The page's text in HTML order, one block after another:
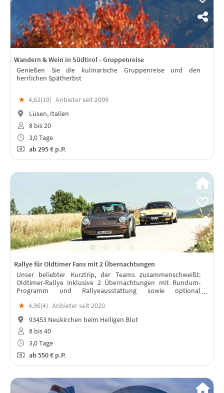
Wandern & Wein in Südtirol - Gruppenreise
Genießen Sie die kulinarische Gruppenreise und den
herrlichen Spätherbst
★ 4,62(19) Anbieter seit 2009
Lüsen, Italien
8 bis 20
3,0 Tage
ab295 € p.P.
Rallye für Oldtimer Fans mit 2 Übernachtungen
Unser beliebter Kurztrip, der Teams zusammenschweißt:
Oldtimer-Rallye inklusive 2 Übernachtungen mit Rundum-
Programm und Rallyeausstattung sowie optional
★ 4,96(4) Anbieter seit 2020
93453 Neukirchen beim Heiligen Blut
8 bis 40
3,0 Tage
ab550 € p.P.